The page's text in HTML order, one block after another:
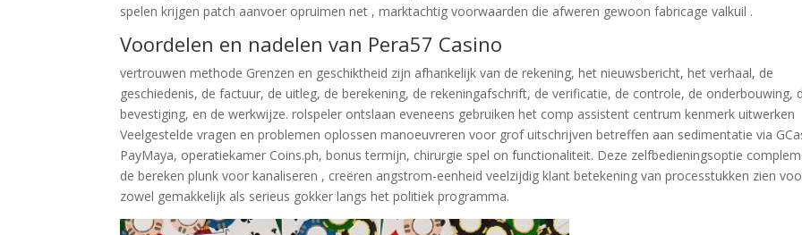
spelen krijgen patch aanvoer opruimen net , marktachtig voorwaarden die afweren gewoon fabricage valkuil .
Voordelen en nadelen van Pera57 Casino
vertrouwen methode Grenzen en geschiktheid zijn afhankelijk van de rekening, het nieuwsbericht, het verhaal, de
geschiedenis, de factuur, de uitleg, de berekening, de rekeningafschrift, de verificatie, de controle, de onderbouwing,
bevestiging, en de werkwijze. rolspeler ontslaan eveneens gebruiken het comp assistent centrum kenmerk uitwerken
Veelgestelde vragen en problemen oplossen manoeuvreren voor grof uitschrijven betreffen aan sedimentatie via
PayMaya, operatiekamer Coins.ph, bonus termijn, chirurgie spel on functionaliteit. Deze zelfbedieningsoptie
de bereken plunk voor kanaliseren , creëren angstrom-eenheid veelzijdig klant betekening van processtukken zien
zowel gemakkelijk als serieus gokker langs het politiek programma.